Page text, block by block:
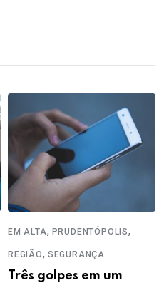
EM ALTA, PRUDENTÓPOLIS,
REGIÃO, SEGURANÇA
Três golpes em um